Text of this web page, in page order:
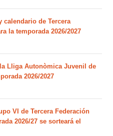
calendario de Tercera
la temporada 2026/2027
Lliga Autonòmica Juvenil de
2026/2027
VI de Tercera Federación
2026/27 se sorteará el